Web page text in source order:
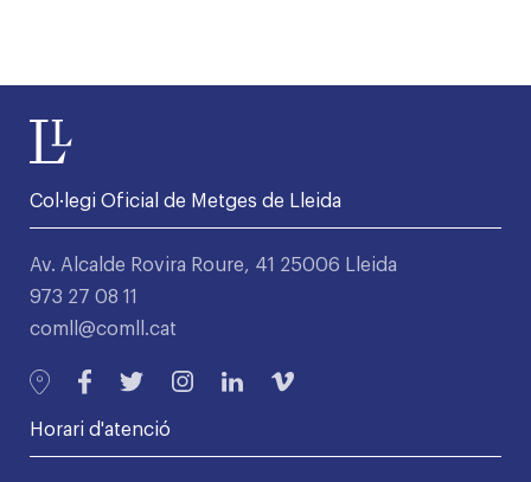
Col·legi Oficial de Metges de Lleida
Av. Alcalde Rovira Roure, 41 25006 Lleida
973 27 08 11
comll@comll.cat
Horari d'atenció